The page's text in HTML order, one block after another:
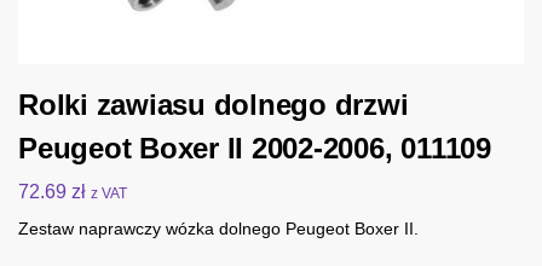
Rolki zawiasu dolnego drzwi
Peugeot Boxer II 2002-2006, 011109
72.69 zł z VAT
Zestaw naprawczy wózka dolnego Peugeot Boxer II.